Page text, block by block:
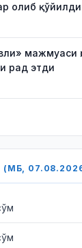
олиб қўйилди
мажмуаси
рад этди